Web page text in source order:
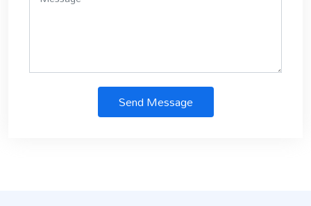
Send Message